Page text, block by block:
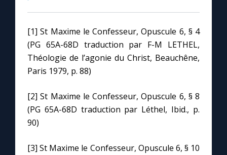
[1] St Maxime le Confesseur, Opuscule 6, § 4
(PG 65A-68D traduction par F-M LETHEL,
Théologie de l’agonie du Christ, Beauchêne,
Paris 1979, p. 88)
[2] St Maxime le Confesseur, Opuscule 6, § 8
(PG 65A-68D traduction par Léthel, Ibid., p.
90)
[3] St Maxime le Confesseur, Opuscule 6, § 10